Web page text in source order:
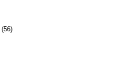
(56)